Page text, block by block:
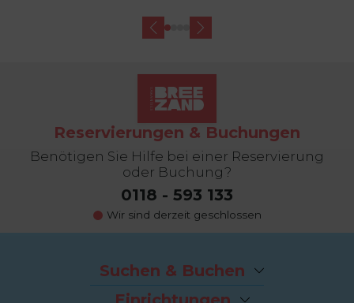
Reservierungen & Buchungen
Benötigen Sie Hilfe bei einer Reservierung
oder Buchung?
0118 - 593 133
Wir sind derzeit geschlossen
Suchen & Buchen
Angebote